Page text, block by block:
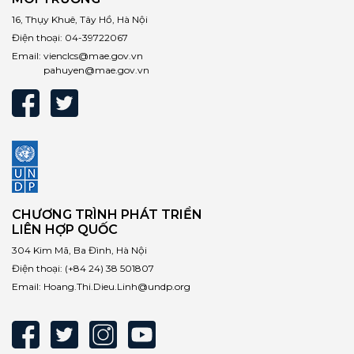
16, Thụy Khuê, Tây Hồ, Hà Nội
Điện thoại: 04-39722067
Email: vienclcs@mae.gov.vn
pahuyen@mae.gov.vn
CHƯƠNG TRÌNH PHÁT TRIỂN
LIÊN HỢP QUỐC
304 Kim Mã, Ba Đình, Hà Nội
Điện thoại: (+84 24) 38 501807
Email: Hoang.Thi.Dieu.Linh@undp.org